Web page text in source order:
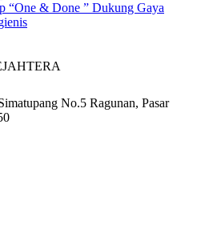
“One & Done ” Dukung Gaya
No.5 Ragunan, Pasar